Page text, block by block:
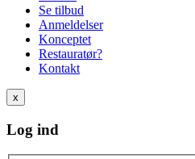
Se tilbud
Anmeldelser
Konceptet
Restauratør?
Kontakt
x
Log ind